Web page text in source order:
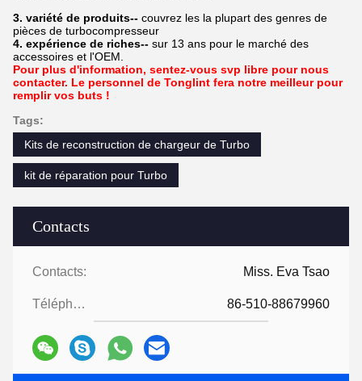
Contacts
Contacts: Miss. Eva Tsao
Téléphone: 86-510-88679960
3. variété de produits-- couvrez les la plupart des genres de
pièces de turbocompresseur
4. expérience de riches-- sur 13 ans pour le marché des
accessoires et l'OEM.
Pour plus d'information, sentez-vous svp libre pour nous
contacter. Le personnel de Tonglint fera notre meilleur pour
remplir vos buts !
Tags:
Kits de reconstruction de chargeur de Turbo
kit de réparation pour Turbo